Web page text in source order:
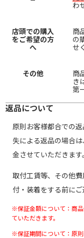
わ
店頭での購入
をご希望の方
へ
商
の
せ
その他
商
き
第
返品について
原則お客様都合での
失による返品の場合
金させていただきます。
取付工賃等、その他
付・装着をする前にご
※保証金額について：商
ていただきます。
※保証期間について：原則